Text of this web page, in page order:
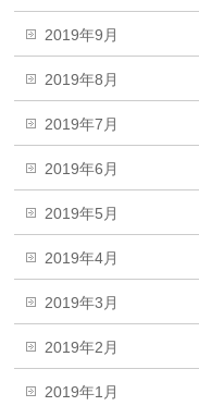
2019年9月
2019年8月
2019年7月
2019年6月
2019年5月
2019年4月
2019年3月
2019年2月
2019年1月